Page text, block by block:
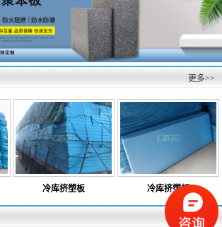
更多>>
冷库挤塑板 冷库挤塑板
更多>>